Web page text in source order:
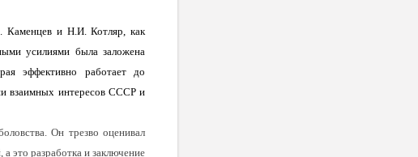
Каменцев и Н.И. Котляр, как
усилиями была заложена
эффективно работает до
взаимных интересов СССР и
Он трезво оценивал
это разработка и заключение